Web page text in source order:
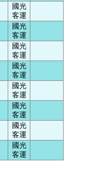
國光
客運
國光
客運
國光
客運
國光
客運
國光
客運
國光
客運
國光
客運
國光
客運